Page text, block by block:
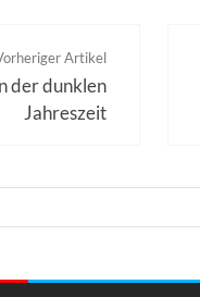
Artikel
der dunklen
Jahreszeit